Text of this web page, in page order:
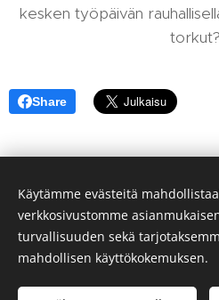
kesken työpäivän
Share
©2026 Työnohjaus&Coaching
+358 50 4142005,
Käytämme evästeitä
verkkosivustomme
turvallisuuden sekä
mahdollisen käyttökokemuksen.